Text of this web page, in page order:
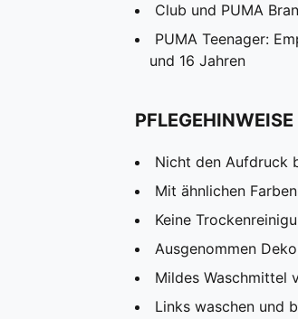
Club und PUMA
PUMA Teenager:
und 16 Jahren
PFLEGEHINWEISE
Nicht den Aufdruck
Mit ähnlichen
Keine
Ausgenommen
Mildes Waschmittel
Links waschen und